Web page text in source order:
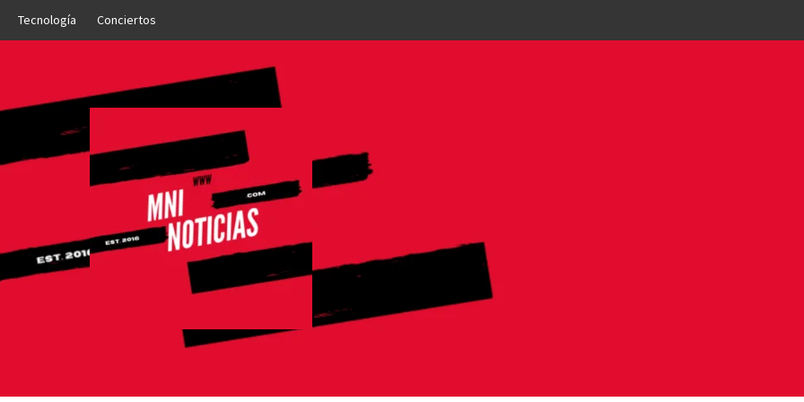
Tecnología Conciertos